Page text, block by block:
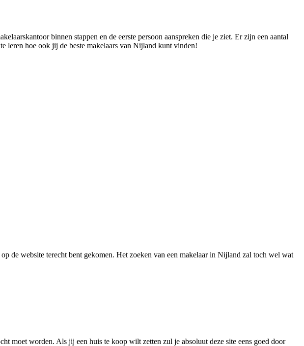
binnen stappen en de eerste persoon aanspreken die je ziet. Er zijn een aantal
leren hoe ook jij de beste makelaars van Nijland kunt vinden!
de website terecht bent gekomen. Het zoeken van een makelaar in Nijland zal toch wel wat
moet worden. Als jij een huis te koop wilt zetten zul je absoluut deze site eens goed door